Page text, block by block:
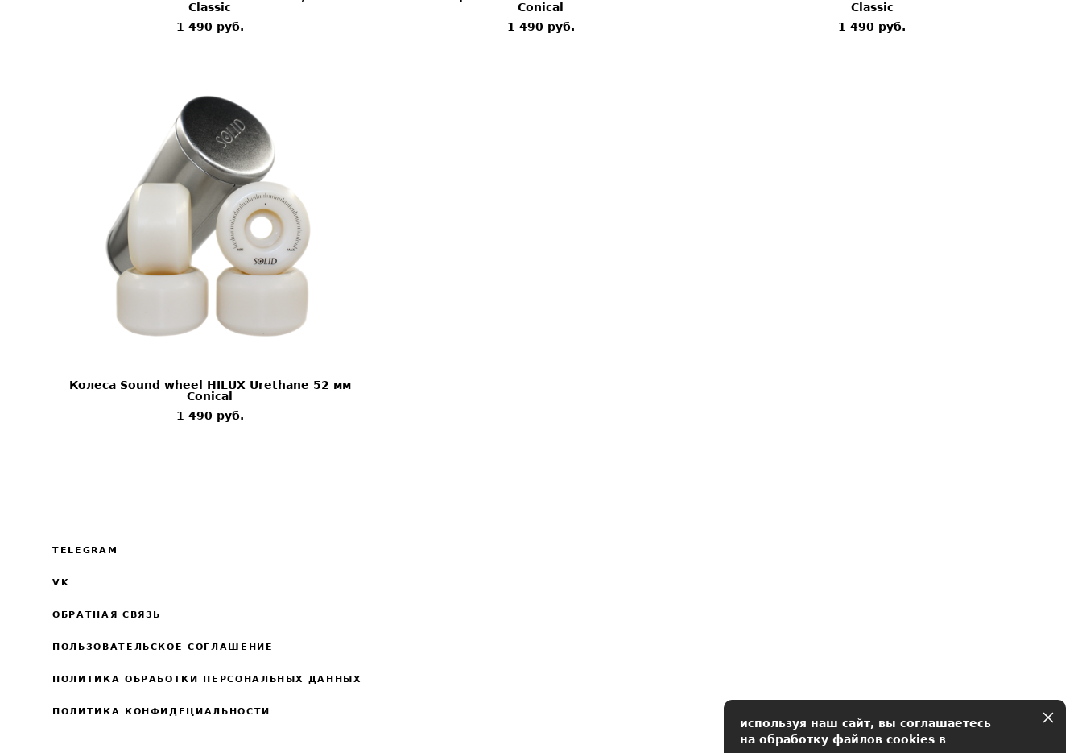
Classic
1 490 pуб.
Conical
1 490 pуб.
Classic
1 490 pуб.
Колеса Sound wheel HILUX Urethane 52 мм
Conical
1 490 pуб.
TELEGRAM
VK
ОБРАТНАЯ СВЯЗЬ
ПОЛЬЗОВАТЕЛЬСКОЕ СОГЛАШЕНИЕ
ПОЛИТИКА ОБРАБОТКИ ПЕРСОНАЛЬНЫХ ДАННЫХ
ПОЛИТИКА КОНФИДЕЦИАЛЬНОСТИ
используя наш сайт, вы соглашаетесь
на обработку файлов cookies в